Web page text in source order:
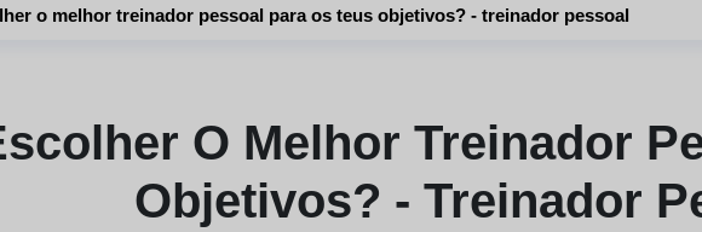
o melhor treinador pessoal para os teus objetivos? - treinador pessoal
O Melhor Treinador
Objetivos? - Treinador